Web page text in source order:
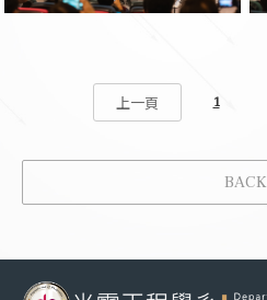
上一頁 1
BACK